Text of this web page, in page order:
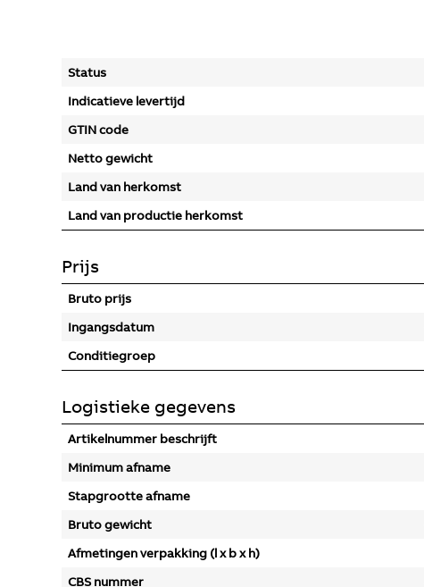
Status
Indicatieve levertijd
GTIN code
Netto gewicht
Land van herkomst
Land van productie herkomst
Prijs
Bruto prijs
Ingangsdatum
Conditiegroep
Logistieke gegevens
Artikelnummer beschrijft
Minimum afname
Stapgrootte afname
Bruto gewicht
Afmetingen verpakking (l x b x h)
CBS nummer